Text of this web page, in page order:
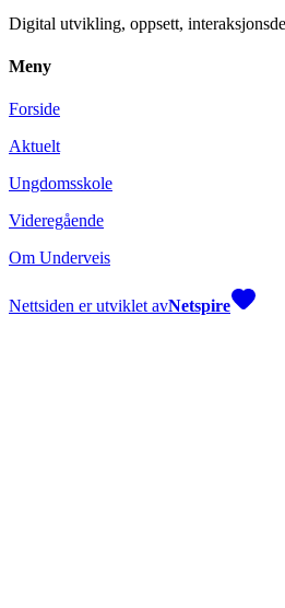
Digital utvikling, oppsett,
Meny
Forside
Aktuelt
Ungdomsskole
Videregående
Om Underveis
Nettsiden er utviklet avNetspire